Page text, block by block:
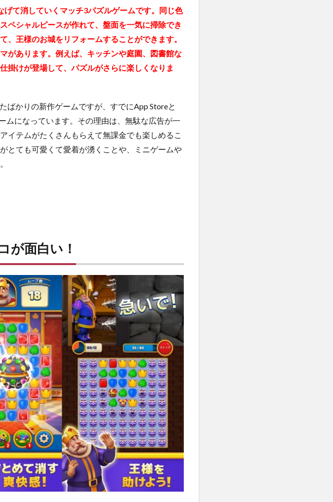
て消していくマッチ3パズルゲームです。同じ色
ペシャルピースが作れて、盤面を一気に掃除でき
、王様のお城をリフォームすることができます。
があります。例えば、キッチンや庭園、図書館な
掛けが登場して、パズルがさらに楽しくなりま
ばかりの新作ゲームですが、すでにApp Storeと
ムになっています。その理由は、無駄な広告が一
イテムがたくさんもらえて無課金でも楽しめるこ
とても可愛くて愛着が湧くことや、ミニゲームや
が面白い！